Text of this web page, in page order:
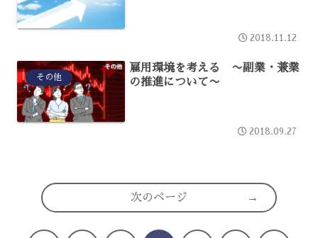
2018.11.12
その他
雇用環境を考える 〜副業・兼業
の推進について〜
2018.09.27
次のページ